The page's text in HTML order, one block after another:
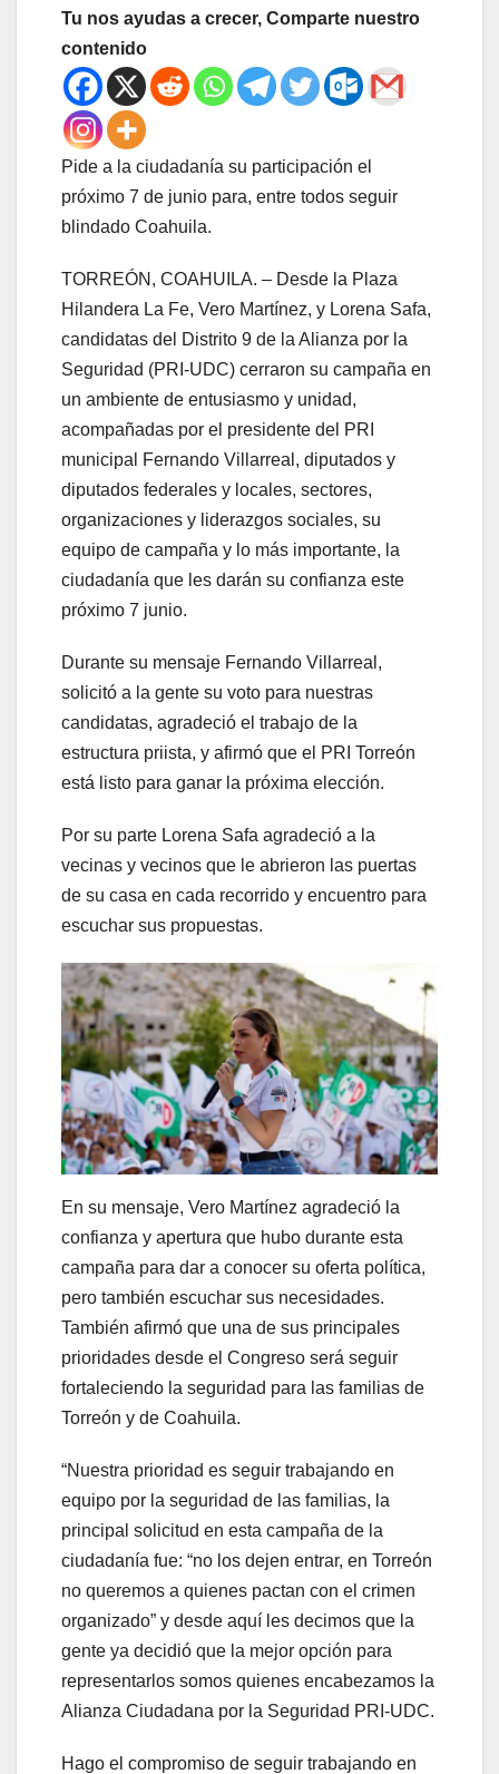
Tu nos ayudas a crecer, Comparte nuestro
contenido
Pide a la ciudadanía su participación el
próximo 7 de junio para, entre todos seguir
blindado Coahuila.
TORREÓN, COAHUILA. – Desde la Plaza
Hilandera La Fe, Vero Martínez, y Lorena Safa,
candidatas del Distrito 9 de la Alianza por la
Seguridad (PRI-UDC) cerraron su campaña en
un ambiente de entusiasmo y unidad,
acompañadas por el presidente del PRI
municipal Fernando Villarreal, diputados y
diputados federales y locales, sectores,
organizaciones y liderazgos sociales, su
equipo de campaña y lo más importante, la
ciudadanía que les darán su confianza este
próximo 7 junio.
Durante su mensaje Fernando Villarreal,
solicitó a la gente su voto para nuestras
candidatas, agradeció el trabajo de la
estructura priista, y afirmó que el PRI Torreón
está listo para ganar la próxima elección.
Por su parte Lorena Safa agradeció a la
vecinas y vecinos que le abrieron las puertas
de su casa en cada recorrido y encuentro para
escuchar sus propuestas.
En su mensaje, Vero Martínez agradeció la
confianza y apertura que hubo durante esta
campaña para dar a conocer su oferta política,
pero también escuchar sus necesidades.
También afirmó que una de sus principales
prioridades desde el Congreso será seguir
fortaleciendo la seguridad para las familias de
Torreón y de Coahuila.
“Nuestra prioridad es seguir trabajando en
equipo por la seguridad de las familias, la
principal solicitud en esta campaña de la
ciudadanía fue: “no los dejen entrar, en Torreón
no queremos a quienes pactan con el crimen
organizado” y desde aquí les decimos que la
gente ya decidió que la mejor opción para
representarlos somos quienes encabezamos la
Alianza Ciudadana por la Seguridad PRI-UDC.
Hago el compromiso de seguir trabajando en